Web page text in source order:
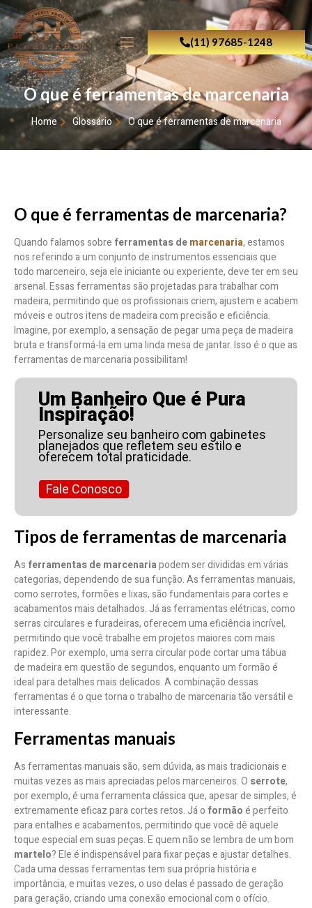
(11) 97685-1248
O que é ferramentas de marcenaria
Home Glossário O que é ferramentas de marcenaria
O que é ferramentas de marcenaria?
Quando falamos sobre ferramentas demarcenaria, estamos
nos referindo a um conjunto de instrumentos essenciais que
todo marceneiro, seja ele iniciante ou experiente, deve ter em seu
arsenal. Essas ferramentas são projetadas para trabalhar com
madeira, permitindo que os profissionais criem, ajustem e acabem
móveis e outros itens de madeira com precisão e eficiência.
Imagine, por exemplo, a sensação de pegar uma peça de madeira
bruta e transformá-la em uma linda mesa de jantar. Isso é o que as
ferramentas de marcenaria possibilitam!
Um Banheiro Que é Pura
Inspiração!
Personalize seu banheiro com gabinetes
planejados que refletem seu estilo e
oferecem total praticidade.
Fale Conosco
Tipos de ferramentas de marcenaria
As ferramentas de marcenariapodem ser divididas em várias
categorias, dependendo de sua função. As ferramentas manuais,
como serrotes, formões e lixas, são fundamentais para cortes e
acabamentos mais detalhados. Já as ferramentas elétricas, como
serras circulares e furadeiras, oferecem uma eficiência incrível,
permitindo que você trabalhe em projetos maiores com mais
rapidez. Por exemplo, uma serra circular pode cortar uma tábua
de madeira em questão de segundos, enquanto um formão é
ideal para detalhes mais delicados. A combinação dessas
ferramentas é o que torna o trabalho de marcenaria tão versátil e
interessante.
Ferramentas manuais
As ferramentas manuais são, sem dúvida, as mais tradicionais e
muitas vezes as mais apreciadas pelos marceneiros. O serrote,
por exemplo, é uma ferramenta clássica que, apesar de simples, é
extremamente eficaz para cortes retos. Já o formãoé perfeito
para entalhes e acabamentos, permitindo que você dê aquele
toque especial em suas peças. E quem não se lembra de um bom
martelo? Ele é indispensável para fixar peças e ajustar detalhes.
Cada uma dessas ferramentas tem sua própria história e
importância, e muitas vezes, o uso delas é passado de geração
para geração, criando uma conexão emocional com o ofício.